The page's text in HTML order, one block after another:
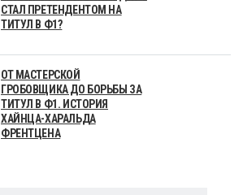
СТАЛ ПРЕТЕНДЕНТОМ НА
ТИТУЛ В Ф1?
ОТ МАСТЕРСКОЙ
ГРОБОВЩИКА ДО БОРЬБЫ ЗА
ТИТУЛ В Ф1. ИСТОРИЯ
ХАЙНЦА-ХАРАЛЬДА
ФРЕНТЦЕНА